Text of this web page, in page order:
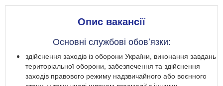
Опис вакансії
Основні службові обов’язки:
здійснення заходів із оборони України, виконання завдань
територіальної оборони, забезпечення та здійснення
заходів правового режиму надзвичайного або воєнного